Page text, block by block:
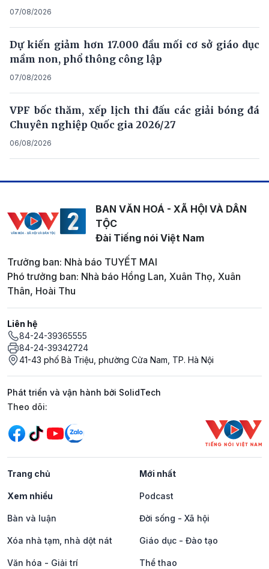
07/08/2026
Dự kiến giảm hơn 17.000 đầu mối cơ sở giáo dục
mầm non, phổ thông công lập
07/08/2026
VPF bốc thăm, xếp lịch thi đấu các giải bóng đá
Chuyên nghiệp Quốc gia 2026/27
06/08/2026
BAN VĂN HOÁ - XÃ HỘI VÀ DÂN
TỘC
Đài Tiếng nói Việt Nam
Trưởng ban: Nhà báo TUYẾT MAI
Phó trưởng ban: Nhà báo Hồng Lan, Xuân Thọ, Xuân
Thân, Hoài Thu
Liên hệ
84-24-39365555
84-24-39342724
41-43 phố Bà Triệu, phường Cửa Nam, TP. Hà Nội
Phát triển và vận hành bởi SolidTech
Mạng xã hội
Theo dõi:
Trang chủ Mới nhất
Xem nhiều Podcast
Bàn và luận Đời sống - Xã hội
Xóa nhà tạm, nhà dột nát Giáo dục - Đào tạo
Văn hóa - Giải trí Thể thao